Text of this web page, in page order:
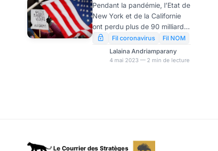
de pertes pour la
Californie et New
York durant le
Covid
Pendant la pandémie, l’Etat de
New York et de la Californie
ont perdu plus de 90 milliards
de dollars de revenus. Cela
s’explique par le
déménagement des
Fil coronavirus
Fil NOM
Lalaina Andriamparany
4 mai 2023 — 2 min de lecture